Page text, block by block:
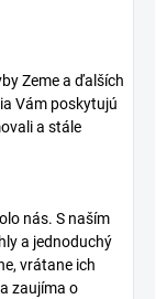
Zeme a ďalších
Vám poskytujú
a stále
nás. S naším
a jednoduchý
vrátane ich
zaujíma o